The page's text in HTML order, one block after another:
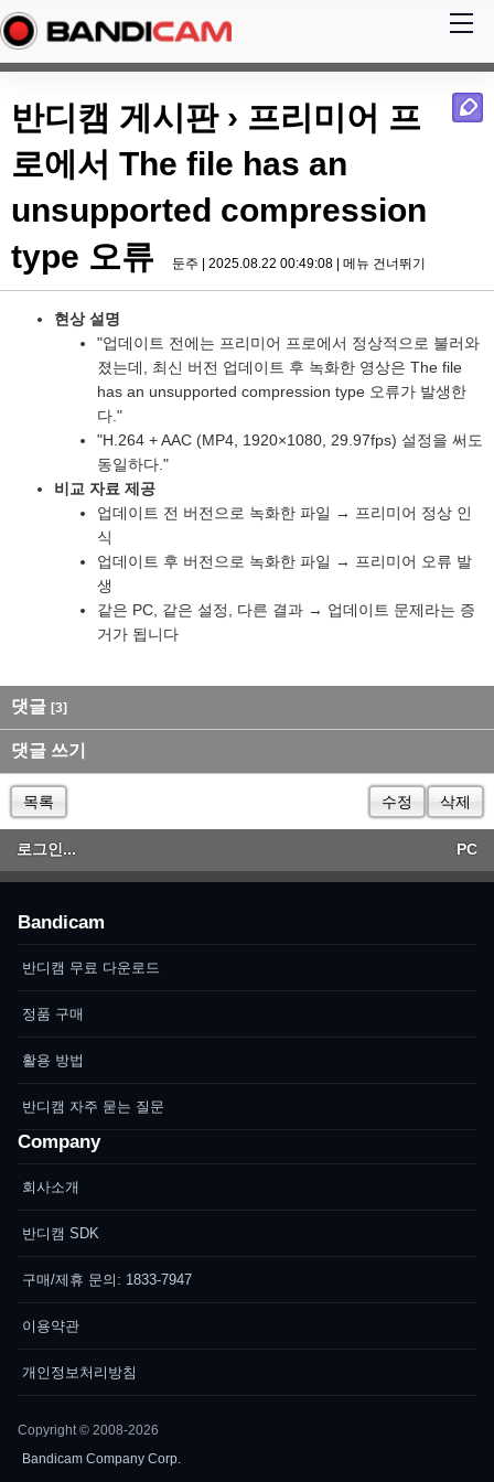
반디캠 게시판› 프리미어 프
로에서 The file has an
unsupported compression
type 오류
둔주 | 2025.08.22 00:49:08 | 메뉴 건너뛰기
현상 설명
"업데이트 전에는 프리미어 프로에서 정상적으로 불러와
졌는데, 최신 버전 업데이트 후 녹화한 영상은 The file
has an unsupported compression type 오류가 발생한
다."
"H.264 + AAC (MP4, 1920×1080, 29.97fps) 설정을 써도
동일하다."
비교 자료 제공
업데이트 전 버전으로 녹화한 파일 → 프리미어 정상 인
식
업데이트 후 버전으로 녹화한 파일 → 프리미어 오류 발
생
같은 PC, 같은 설정, 다른 결과 → 업데이트 문제라는 증
거가 됩니다
댓글 [3]
댓글 쓰기
목록 수정 삭제
로그인... PC
Bandicam
반디캠 무료 다운로드
정품 구매
활용 방법
반디캠 자주 묻는 질문
Company
회사소개
반디캠 SDK
구매/제휴 문의: 1833-7947
이용약관
개인정보처리방침
Copyright © 2008-2026
Bandicam Company Corp.